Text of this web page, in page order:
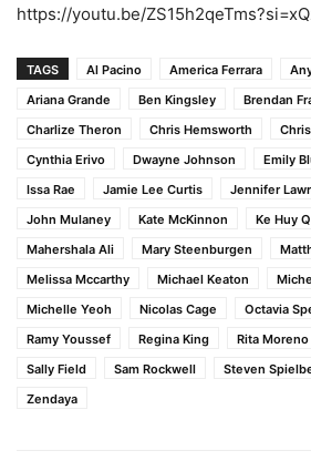
https://youtu.be/
TAGS Al Pacino America Ferrara
Ariana Grande
Ben Kingsley Brendan
Charlize Theron
Chris Hemsworth
Cynthia Erivo
Dwayne Johnson Emily
Issa Rae
Jamie Lee Curtis Jennifer
John Mulaney
Kate McKinnon Ke Huy
Mahershala Ali
Mary Steenburgen
Melissa Mccarthy
Michael Keaton
Michelle Yeoh
Nicolas Cage Octavia
Ramy Youssef
Regina King Rita Moreno
Sally Field
Sam Rockwell Steven
Zendaya